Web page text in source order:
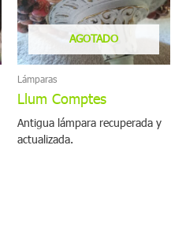
AGOTADO
Lámparas
Llum Comptes
Antigua lámpara recuperada y
actualizada.